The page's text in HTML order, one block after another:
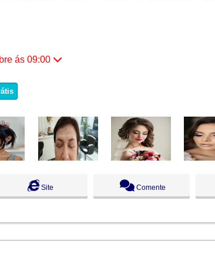
ás 09:00
●Abre ás 09:00
Site Comente